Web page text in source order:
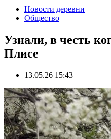
Новости деревни
Общество
Узнали, в честь
Плисе
13.05.26 15:43